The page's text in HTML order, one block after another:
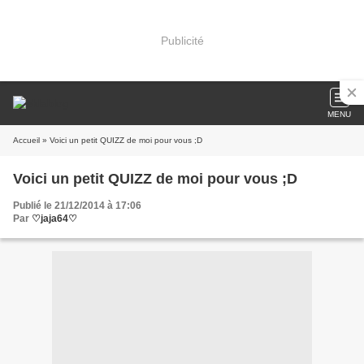
Publicité
MENU
Accueil » Voici un petit QUIZZ de moi pour vous ;D
Voici un petit QUIZZ de moi pour vous ;D
Publié le 21/12/2014 à 17:06
Par ♡jaja64♡